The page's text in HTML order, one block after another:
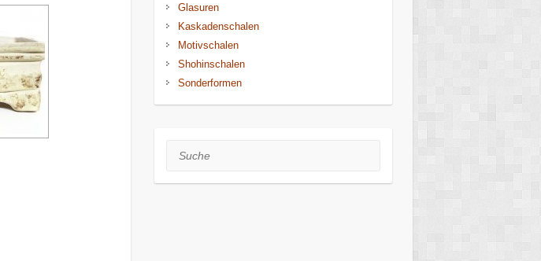
Glasuren
Kaskadenschalen
Motivschalen
Shohinschalen
Sonderformen
Suche